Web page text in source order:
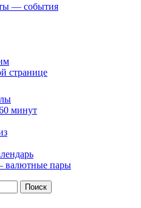
— события
странице
минут
валютные пары